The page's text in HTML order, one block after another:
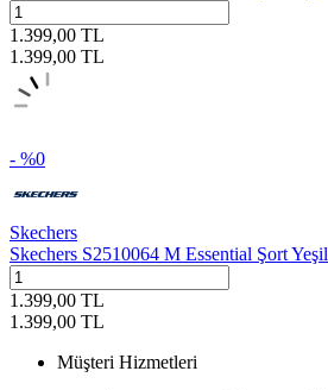
1.399,00 TL
1.399,00 TL
- %0
Skechers
Skechers S2510064 M Essential Şort Yeşil
1.399,00 TL
1.399,00 TL
Müşteri Hizmetleri